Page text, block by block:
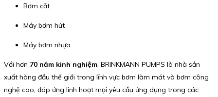
Bơm cắt
Máy bơm hút
Máy bơm nhựa
Với hơn 70 năm kinh nghiệm, BRINKMANN PUMPS là nhà sản
xuất hàng đầu thế giới trong lĩnh vực bơm làm mát và bơm công
nghệ cao, đáp ứng linh hoạt mọi yêu cầu ứng dụng trong các